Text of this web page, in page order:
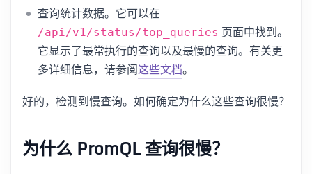
查询统计数据。它可以在
/api/v1/status/top_queries 页面中找到。
它显示了最常执行的查询以及最慢的查询。有关更
多详细信息，请参阅这些文档。
好的，检测到慢查询。如何确定为什么这些查询很慢？
为什么 PromQL 查询很慢？